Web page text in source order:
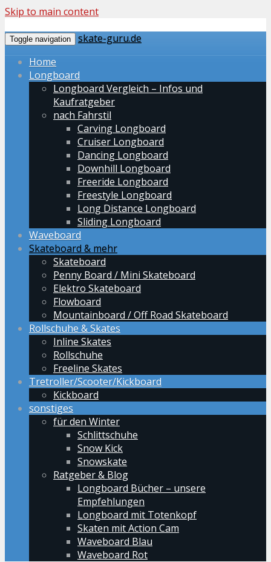
Skip to main content
Toggle navigation
skate-guru.de
Home
Longboard
Longboard Vergleich – Infos und
Kaufratgeber
nach Fahrstil
Carving Longboard
Cruiser Longboard
Dancing Longboard
Downhill Longboard
Freeride Longboard
Freestyle Longboard
Long Distance Longboard
Sliding Longboard
Waveboard
Skateboard & mehr
Skateboard
Penny Board / Mini Skateboard
Elektro Skateboard
Flowboard
Mountainboard / Off Road Skateboard
Rollschuhe & Skates
Inline Skates
Rollschuhe
Freeline Skates
Tretroller/Scooter/Kickboard
Kickboard
sonstiges
für den Winter
Schlittschuhe
Snow Kick
Snowskate
Ratgeber & Blog
Longboard Bücher – unsere
Empfehlungen
Longboard mit Totenkopf
Skaten mit Action Cam
Waveboard Blau
Waveboard Rot